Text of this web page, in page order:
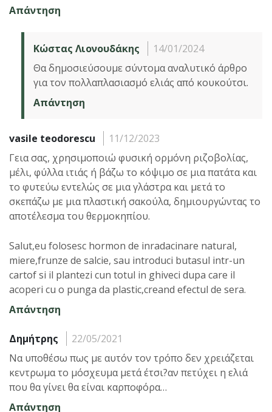
Απάντηση
Κώστας Λιονουδάκης
14/01/2024
Θα δημοσιεύσουμε σύντομα αναλυτικό άρθρο
για τον πολλαπλασιασμό ελιάς από κουκούτσι.
Απάντηση
vasile teodorescu
11/12/2023
Γεια σας, χρησιμοποιώ φυσική ορμόνη ριζοβολίας,
μέλι, φύλλα ιτιάς ή βάζω το κόψιμο σε μια πατάτα και
το φυτεύω εντελώς σε μια γλάστρα και μετά το
σκεπάζω με μια πλαστική σακούλα, δημιουργώντας το
αποτέλεσμα του θερμοκηπίου.
Salut,eu folosesc hormon de inradacinare natural,
miere,frunze de salcie, sau introduci butasul intr-un
cartof si il plantezi cun totul in ghiveci dupa care il
acoperi cu o punga da plastic,creand efectul de sera.
Απάντηση
Δημήτρης
22/05/2021
Να υποθέσω πως με αυτόν τον τρόπο δεν χρειάζεται
κεντρωμα το μόσχευμα μετά έτσι?αν πετύχει η ελιά
που θα γίνει θα είναι καρποφόρα…
Απάντηση